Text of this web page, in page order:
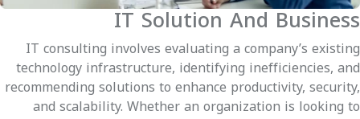
IT Solution And Business
IT consulting involves evaluating a company’s existing
technology infrastructure, identifying inefficiencies, and
recommending solutions to enhance productivity, security,
and scalability. Whether an organization is looking to